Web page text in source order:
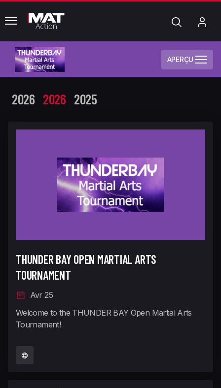
common.menu Chercher
APERÇU
2026 2026 2025
THUNDER BAY OPEN MARTIAL ARTS
TOURNAMENT
Avr 25
Welcome to the THUNDER BAY Open Martial Arts
Tournament!